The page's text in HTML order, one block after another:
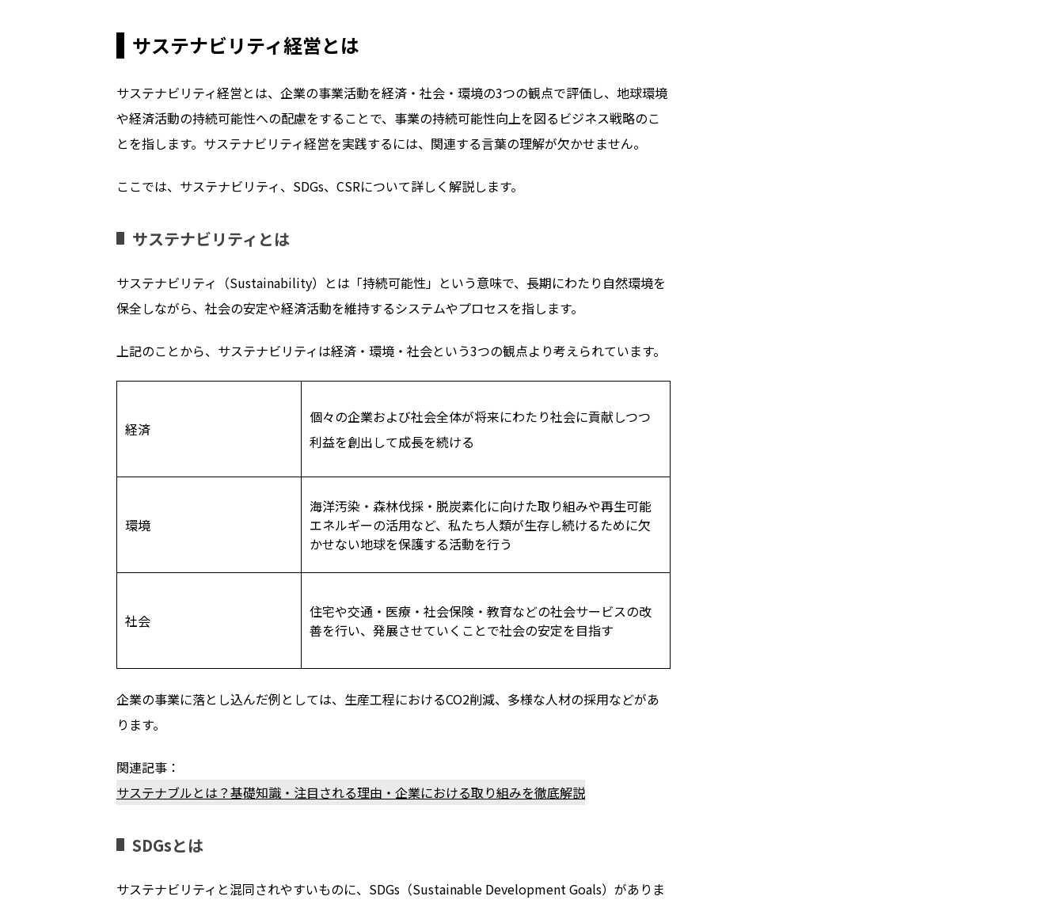
サステナビリティ経営とは
サステナビリティ経営とは、企業の事業活動を経済・社会・環境の3つの観点で評価し、地球環境
や経済活動の持続可能性への配慮をすることで、事業の持続可能性向上を図るビジネス戦略のこ
とを指します。サステナビリティ経営を実践するには、関連する言葉の理解が欠かせません。
ここでは、サステナビリティ、SDGs、CSRについて詳しく解説します。
サステナビリティとは
サステナビリティ（Sustainability）とは「持続可能性」という意味で、長期にわたり自然環境を
保全しながら、社会の安定や経済活動を維持するシステムやプロセスを指します。
上記のことから、サステナビリティは経済・環境・社会という3つの観点より考えられています。
経済
個々の企業および社会全体が将来にわたり社会に貢献しつつ
利益を創出して成長を続ける
環境
海洋汚染・森林伐採・脱炭素化に向けた取り組みや再生可能
エネルギーの活用など、私たち人類が生存し続けるために欠
かせない地球を保護する活動を行う
社会
住宅や交通・医療・社会保険・教育などの社会サービスの改
善を行い、発展させていくことで社会の安定を目指す
企業の事業に落とし込んだ例としては、生産工程におけるCO2削減、多様な人材の採用などがあ
ります。
関連記事：
サステナブルとは？基礎知識・注目される理由・企業における取り組みを徹底解説
SDGsとは
サステナビリティと混同されやすいものに、SDGs（Sustainable Development Goals）がありま